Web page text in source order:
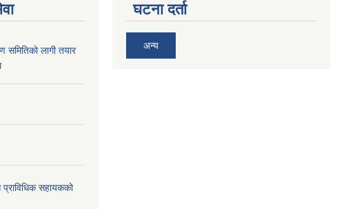
समितिको लागी तयार
प्राविधिक सहायकको
घटना दर्ता
अन्य